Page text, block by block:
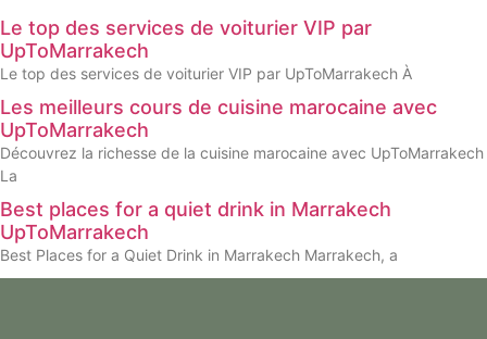
Le top des services de voiturier VIP par
UpToMarrakech
Le top des services de voiturier VIP par UpToMarrakech À
Les meilleurs cours de cuisine marocaine avec
UpToMarrakech
Découvrez la richesse de la cuisine marocaine avec UpToMarrakech
La
Best places for a quiet drink in Marrakech
UpToMarrakech
Best Places for a Quiet Drink in Marrakech Marrakech, a